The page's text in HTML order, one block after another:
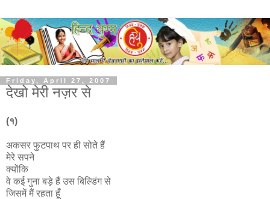
Friday, April 27, 2007
देखो मेरी नज़र से
(१)
अकसर फुटपाथ पर ही सोते हैं
मेरे सपने
क्योंकि
वे कई गुना बड़े हैं उस बिल्डिंग से
जिसमें मैं रहता हूँ